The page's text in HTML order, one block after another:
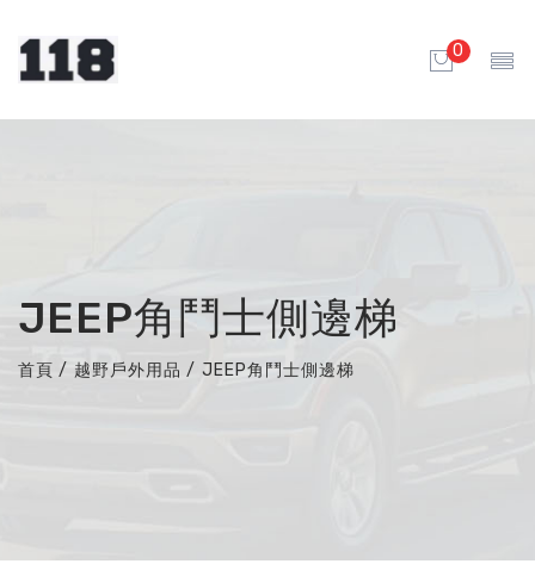
0
JEEP角鬥士側邊梯
首頁 / 越野戶外用品 / JEEP角鬥士側邊梯